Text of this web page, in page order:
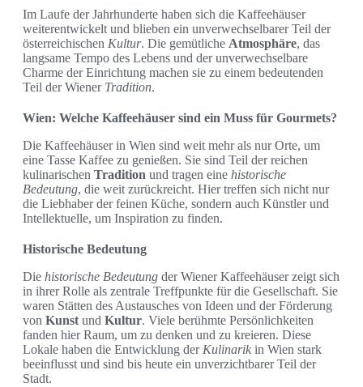
Im Laufe der Jahrhunderte haben sich die Kaffeehäuser
weiterentwickelt und blieben ein unverwechselbarer Teil der
österreichischen Kultur. Die gemütliche Atmosphäre, das
langsame Tempo des Lebens und der unverwechselbare
Charme der Einrichtung machen sie zu einem bedeutenden
Teil der Wiener Tradition.
Wien: Welche Kaffeehäuser sind ein Muss für Gourmets?
Die Kaffeehäuser in Wien sind weit mehr als nur Orte, um
eine Tasse Kaffee zu genießen. Sie sind Teil der reichen
kulinarischen Tradition und tragen eine historische
Bedeutung, die weit zurückreicht. Hier treffen sich nicht nur
die Liebhaber der feinen Küche, sondern auch Künstler und
Intellektuelle, um Inspiration zu finden.
Historische Bedeutung
Die historische Bedeutung der Wiener Kaffeehäuser zeigt sich
in ihrer Rolle als zentrale Treffpunkte für die Gesellschaft. Sie
waren Stätten des Austausches von Ideen und der Förderung
von Kunst und Kultur. Viele berühmte Persönlichkeiten
fanden hier Raum, um zu denken und zu kreieren. Diese
Lokale haben die Entwicklung der Kulinarik in Wien stark
beeinflusst und sind bis heute ein unverzichtbarer Teil der
Stadt.